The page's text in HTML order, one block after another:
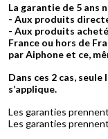
La garantie de 5 ans
- Aux produits
- Aux produits
France ou hors de
par Aiphone et ce,
Dans ces 2 cas,
s’applique.
Les garanties
Les garanties prennent